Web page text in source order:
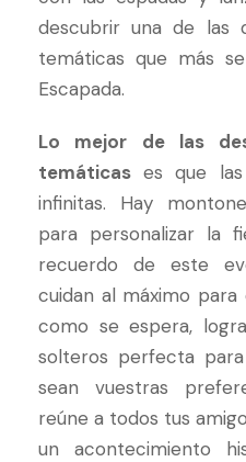
descubrir una de las
temáticas que más
Escapada.
Lo mejor de las
temáticas es que las
infinitas. Hay
para personalizar la
recuerdo de este
cuidan al máximo
como se espera,
solteros perfecta
sean vuestras
reúne a todos tus
un acontecimiento